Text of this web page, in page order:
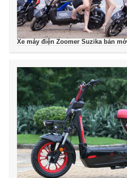
Xe máy điện Zoomer Suzika bản